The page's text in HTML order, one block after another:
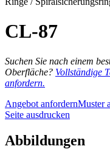
CL-87
Suchen Sie nach einem
Oberfläche? Vollständige
anfordern.
Angebot anfordernMuster
Seite ausdrucken
Abbildungen